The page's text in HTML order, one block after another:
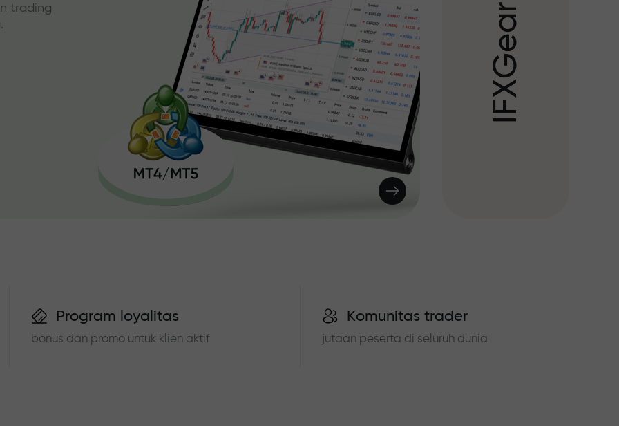
trading
I
F
X
G
e
a
r
Program loyalitas
bonus dan promo untuk klien aktif
Komunitas trader
jutaan peserta di seluruh dunia